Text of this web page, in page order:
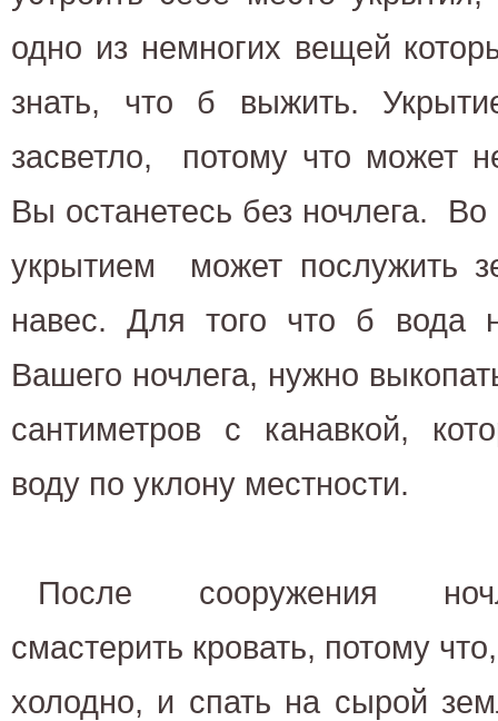
одно из немногих вещей
знать, что б выжить.
засветло, потому что может
Вы останетесь без ночлега. Во
укрытием может послужить
навес. Для того что б вода
Вашего ночлега, нужно
сантиметров с канавкой,
воду по уклону местности.
После сооружения
смастерить кровать, потому
холодно, и спать на сырой